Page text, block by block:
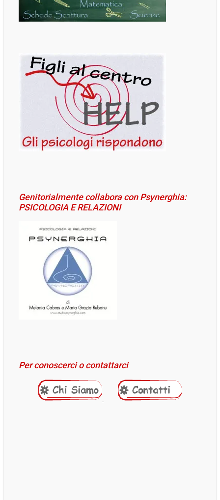
Genitorialmente collabora con Psynerghia:
PSICOLOGIA E RELAZIONI
Per conoscerci o contattarci